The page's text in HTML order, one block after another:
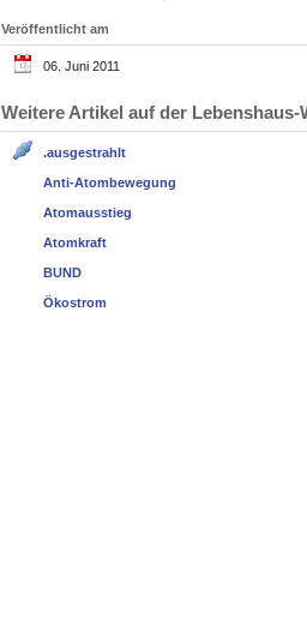
Veröffentlicht am
06. Juni 2011
Weitere Artikel auf der
.ausgestrahlt
Anti-Atombewegung
Atomausstieg
Atomkraft
BUND
Ökostrom